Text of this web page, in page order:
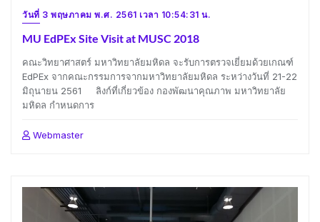
วันที่ 3 พฤษภาคม พ.ศ. 2561 เวลา 10:54:31 น.
MU EdPEx Site Visit at MUSC 2018
คณะวิทยาศาสตร์ มหาวิทยาลัยมหิดล จะรับการตรวจเยี่ยมด้วยเกณฑ์
EdPEx จากคณะกรรมการจากมหาวิทยาลัยมหิดล ระหว่างวันที่ 21-22
มิถุนายน 2561 ลิงก์ที่เกี่ยวข้อง กองพัฒนาคุณภาพ มหาวิทยาลัย
มหิดล กำหนดการ
Webmaster